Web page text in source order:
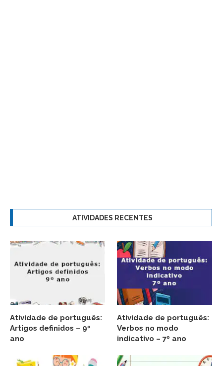
ATIVIDADES RECENTES
Atividade de português:
Artigos definidos – 9º
ano
Atividade de português:
Verbos no modo
indicativo – 7º ano